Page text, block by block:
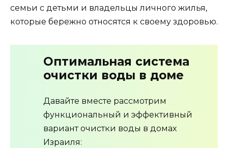
семьи с детьми и владельцы личного жилья,
которые бережно относятся к своему здоровью.
Оптимальная система
очистки воды в доме
Давайте вместе рассмотрим
функциональный и эффективный
вариант очистки воды в домах
Израиля: